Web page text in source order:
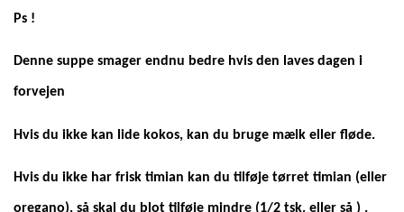
Ps !
Denne suppe smager endnu bedre hvis den laves dagen i
forvejen
Hvis du ikke kan lide kokos, kan du bruge mælk eller fløde.
Hvis du ikke har frisk timian kan du tilføje tørret timian (eller
oregano), så skal du blot tilføje mindre (1/2 tsk. eller så ) .